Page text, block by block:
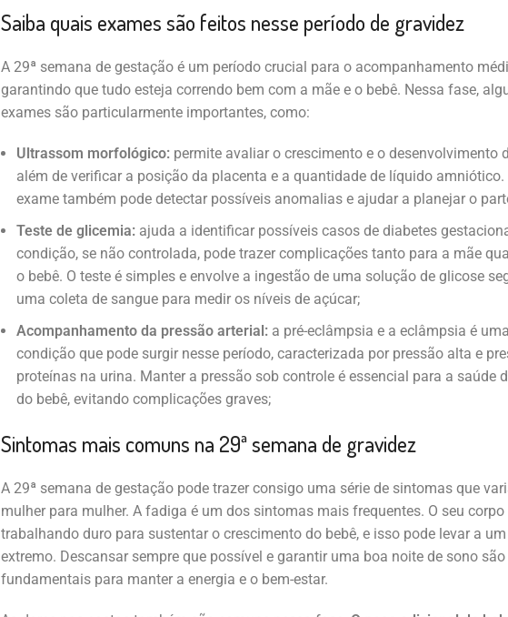
Saiba quais exames são feitos nesse período de gravidez
A 29ª semana de gestação é um período crucial para o acompanhamento
garantindo que tudo esteja correndo bem com a mãe e o bebê. Nessa fase,
exames são particularmente importantes, como:
Ultrassom morfológico: permite avaliar o crescimento e o desenvolvimento
além de verificar a posição da placenta e a quantidade de líquido amniótico.
exame também pode detectar possíveis anomalias e ajudar a planejar o
Teste de glicemia:ajuda a identificar possíveis casos de diabetes
condição, se não controlada, pode trazer complicações tanto para a mãe
o bebê. O teste é simples e envolve a ingestão de uma solução de glicose
uma coleta de sangue para medir os níveis de açúcar;
Acompanhamento da pressão arterial:a pré-eclâmpsia e a eclâmpsia é uma
condição que pode surgir nesse período, caracterizada por pressão alta e
proteínas na urina. Manter a pressão sob controle é essencial para a saúde
do bebê, evitando complicações graves;
Sintomas mais comuns na 29ª semana de gravidez
A 29ª semana de gestação pode trazer consigo uma série de sintomas que
mulher para mulher. A fadiga é um dos sintomas mais frequentes. O seu corpo
trabalhando duro para sustentar o crescimento do bebê, e isso pode levar a
extremo. Descansar sempre que possível e garantir uma boa noite de sono são
fundamentais para manter a energia e o bem-estar.